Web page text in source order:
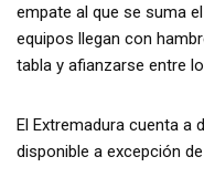
empate al que se suma
equipos llegan con
tabla y afianzarse entre
El Extremadura cuenta a
disponible a excepción